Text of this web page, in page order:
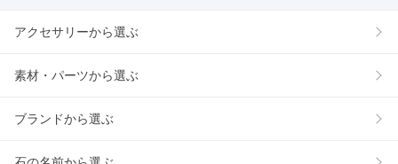
アクセサリーから選ぶ
素材・パーツから選ぶ
ブランドから選ぶ